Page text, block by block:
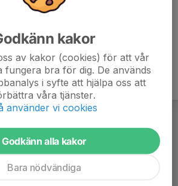
kakor
av kakor (cookies) för att vår
fungera bra för dig. De används
i syfte att hjälpa oss att
våra tjänster.
använder vi cookies
Godkänn alla kakor
Bara nödvändiga